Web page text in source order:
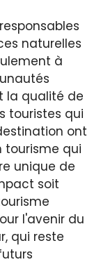
naturelles
à
la qualité de
touristes qui
ont
tourisme qui
unique de
soit
l'avenir du
qui reste